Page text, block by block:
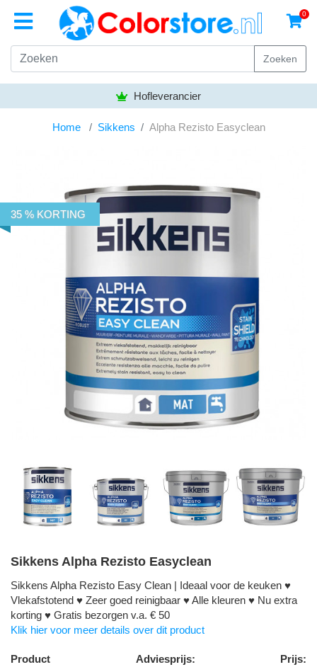
0
Zoeken
Hofleverancier
Home Sikkens Alpha Rezisto Easyclean
35 % KORTING
Sikkens Alpha Rezisto Easyclean
Sikkens Alpha Rezisto Easy Clean | Ideaal voor de keuken ♥
Vlekafstotend ♥ Zeer goed reinigbaar ♥ Alle kleuren ♥ Nu extra
korting ♥ Gratis bezorgen v.a. € 50
Klik hier voor meer details over dit product
Product Adviesprijs:
Prijs: